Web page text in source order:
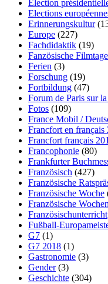
Election
Elections
Erinnerungskultur
Europe (227)
Fachdidaktik (19)
Fanzösische Filmtage
Ferien (3)
Forschung (19)
Fortbildung (47)
Forum de Paris sur
Fotos (109)
France Mobil /
Francfort en français
Francfort français
Francophonie (80)
Frankfurter
Französisch (427)
Französische
Französische Woche
Französische
Französischunterricht
Fußball-
G7 (1)
G7 2018 (1)
Gastronomie (3)
Gender(3)
Geschichte (304)